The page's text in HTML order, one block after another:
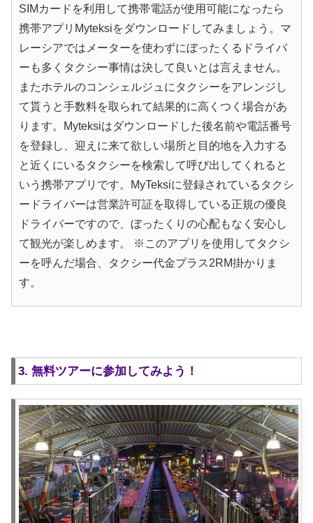
SIMカードを利用して携帯電話が使用可能になったら
携帯アプリMyteksiをダウンロードしてみましょう。マ
レーシアではメーターを使わずにぼったくるドライバ
ーも多くタクシー事情は決して良いとは言えません。
またホテルのコンシェルジュにタクシーをアレンジし
て貰うと手数料を取られて結果的に高くつく場合があ
ります。Myteksiはダウンロードした後名前や電話番号
を登録し、迎えに来て欲しい場所と目的地を入力する
と近くにいるタクシーを検索して呼び出してくれると
いう携帯アプリです。MyTeksiに登録されているタクシ
ードライバーは営業許可証を取得している正規の優良
ドライバーですので、ぼったくりの心配もなく安心し
て観光が楽しめます。 ※このアプリを使用してタクシ
ーを呼んだ場合、タクシー代金プラス2RM掛かりま
す。
3. 無料ツアーに参加してみよう！